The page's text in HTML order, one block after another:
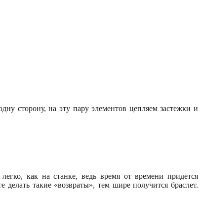
сторону, на эту пару элементов цепляем застежки и
как на станке, ведь время от времени придется
такие «возвраты», тем шире получится браслет.